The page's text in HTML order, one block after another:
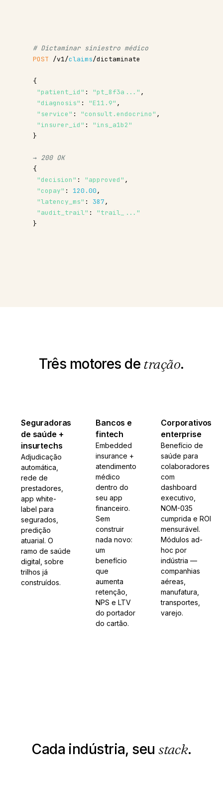
# Dictaminar siniestro médico
POST /v1/claims/dictaminate
{
"patient_id" : "pt_8f3a..." ,
"diagnosis" : "E11.9" ,
"service" : "consult.endocrino" ,
"insurer_id" : "ins_a1b2"
}
→ 200 OK
{
"decision" : "approved" ,
"copay" : 120.00,
"latency_ms" : 387,
"audit_trail" : "trail_..."
}
Três motores de tração.
Seguradoras
de saúde +
insurtechs
Adjudicação
automática,
rede de
prestadores,
app white-
label para
segurados,
predição
atuarial. O
ramo de saúde
digital, sobre
trilhos já
construídos.
Bancos e
fintech
Embedded
insurance +
atendimento
médico
dentro do
seu app
financeiro.
Sem
construir
nada novo:
um
benefício
que
aumenta
retenção,
NPS e LTV
do portador
do cartão.
Corporativos
enterprise
Benefício de
saúde para
colaboradores
com
dashboard
executivo,
NOM-035
cumprida e ROI
mensurável.
Módulos ad-
hoc por
indústria —
companhias
aéreas,
manufatura,
transportes,
varejo.
Cada indústria, seustack.